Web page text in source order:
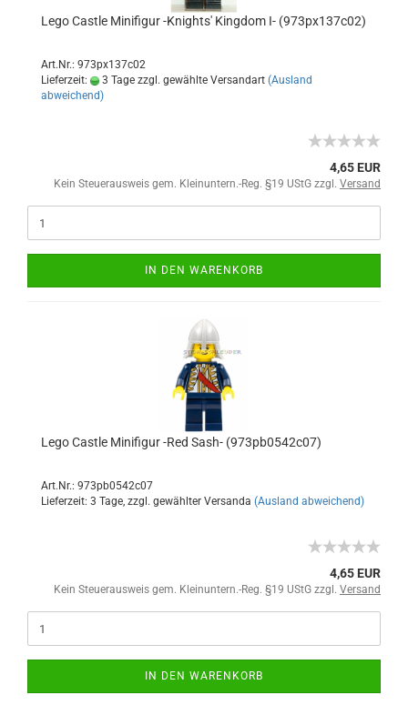
Lego Castle Minifigur -Knights' Kingdom I- (973px137c02)
Art.Nr.: 973px137c02
Lieferzeit:
3 Tage zzgl. gewählte Versandart (Ausland
abweichend)
4,65 EUR
Kein Steuerausweis gem. Kleinuntern.-Reg. §19 UStG zzgl. Versand
IN DEN WARENKORB
Lego Castle Minifigur -Red Sash- (973pb0542c07)
Art.Nr.: 973pb0542c07
Lieferzeit: 3 Tage, zzgl. gewählter Versanda (Ausland abweichend)
4,65 EUR
Kein Steuerausweis gem. Kleinuntern.-Reg. §19 UStG zzgl. Versand
IN DEN WARENKORB